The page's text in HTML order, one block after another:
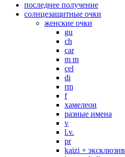
последнее получение
солнцезащитные очки
женские очки
gu
ch
car
m m
cel
di
rm
f
хамелеон
разные имена
v
l.v.
pr
kaizi + эксклюзив